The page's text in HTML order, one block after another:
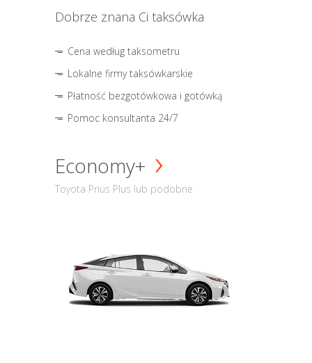
Dobrze znana Ci taksówka
Cena według taksometru
Lokalne firmy taksówkarskie
Płatność bezgotówkowa i gotówką
Pomoc konsultanta 24/7
Economy+
Toyota Prius Plus lub podobne